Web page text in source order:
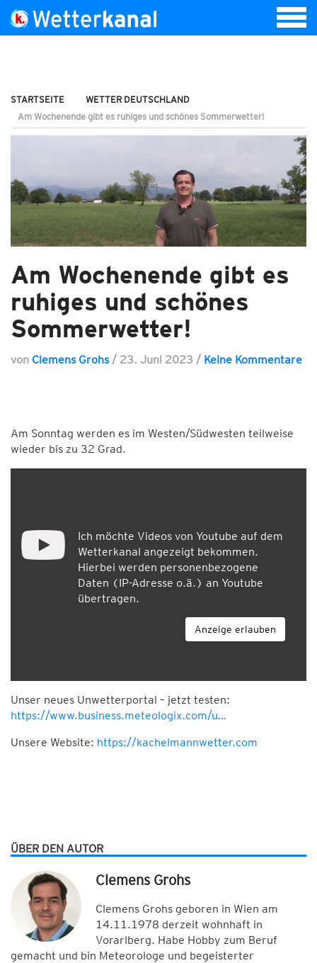
STARTSEITE
WETTER DEUTSCHLAND
Am Wochenende gibt es ruhiges und schönes Sommerwetter!
Am Wochenende gibt es
ruhiges und schönes
Sommerwetter!
von Clemens Grohs / 23. Juni 2023 / Keine Kommentare
Am Sonntag werden es im Westen/Südwesten teilweise
wieder bis zu 32 Grad.
Ich möchte Videos von Youtube auf dem
Wetterkanal angezeigt bekommen.
Hierbei werden personenbezogene
Daten (IP-Adresse o.ä.) an Youtube
übertragen.
Anzeige erlauben
Unser neues Unwetterportal – jetzt testen:
https://www.business.meteologix.com/u…
Unsere Website: https://kachelmannwetter.com
ÜBER DEN AUTOR
Clemens Grohs
Clemens Grohs geboren in Wien am
14.11.1978 derzeit wohnhaft in
Vorarlberg. Habe Hobby zum Beruf
gemacht und bin Meteorologe und begeisterter